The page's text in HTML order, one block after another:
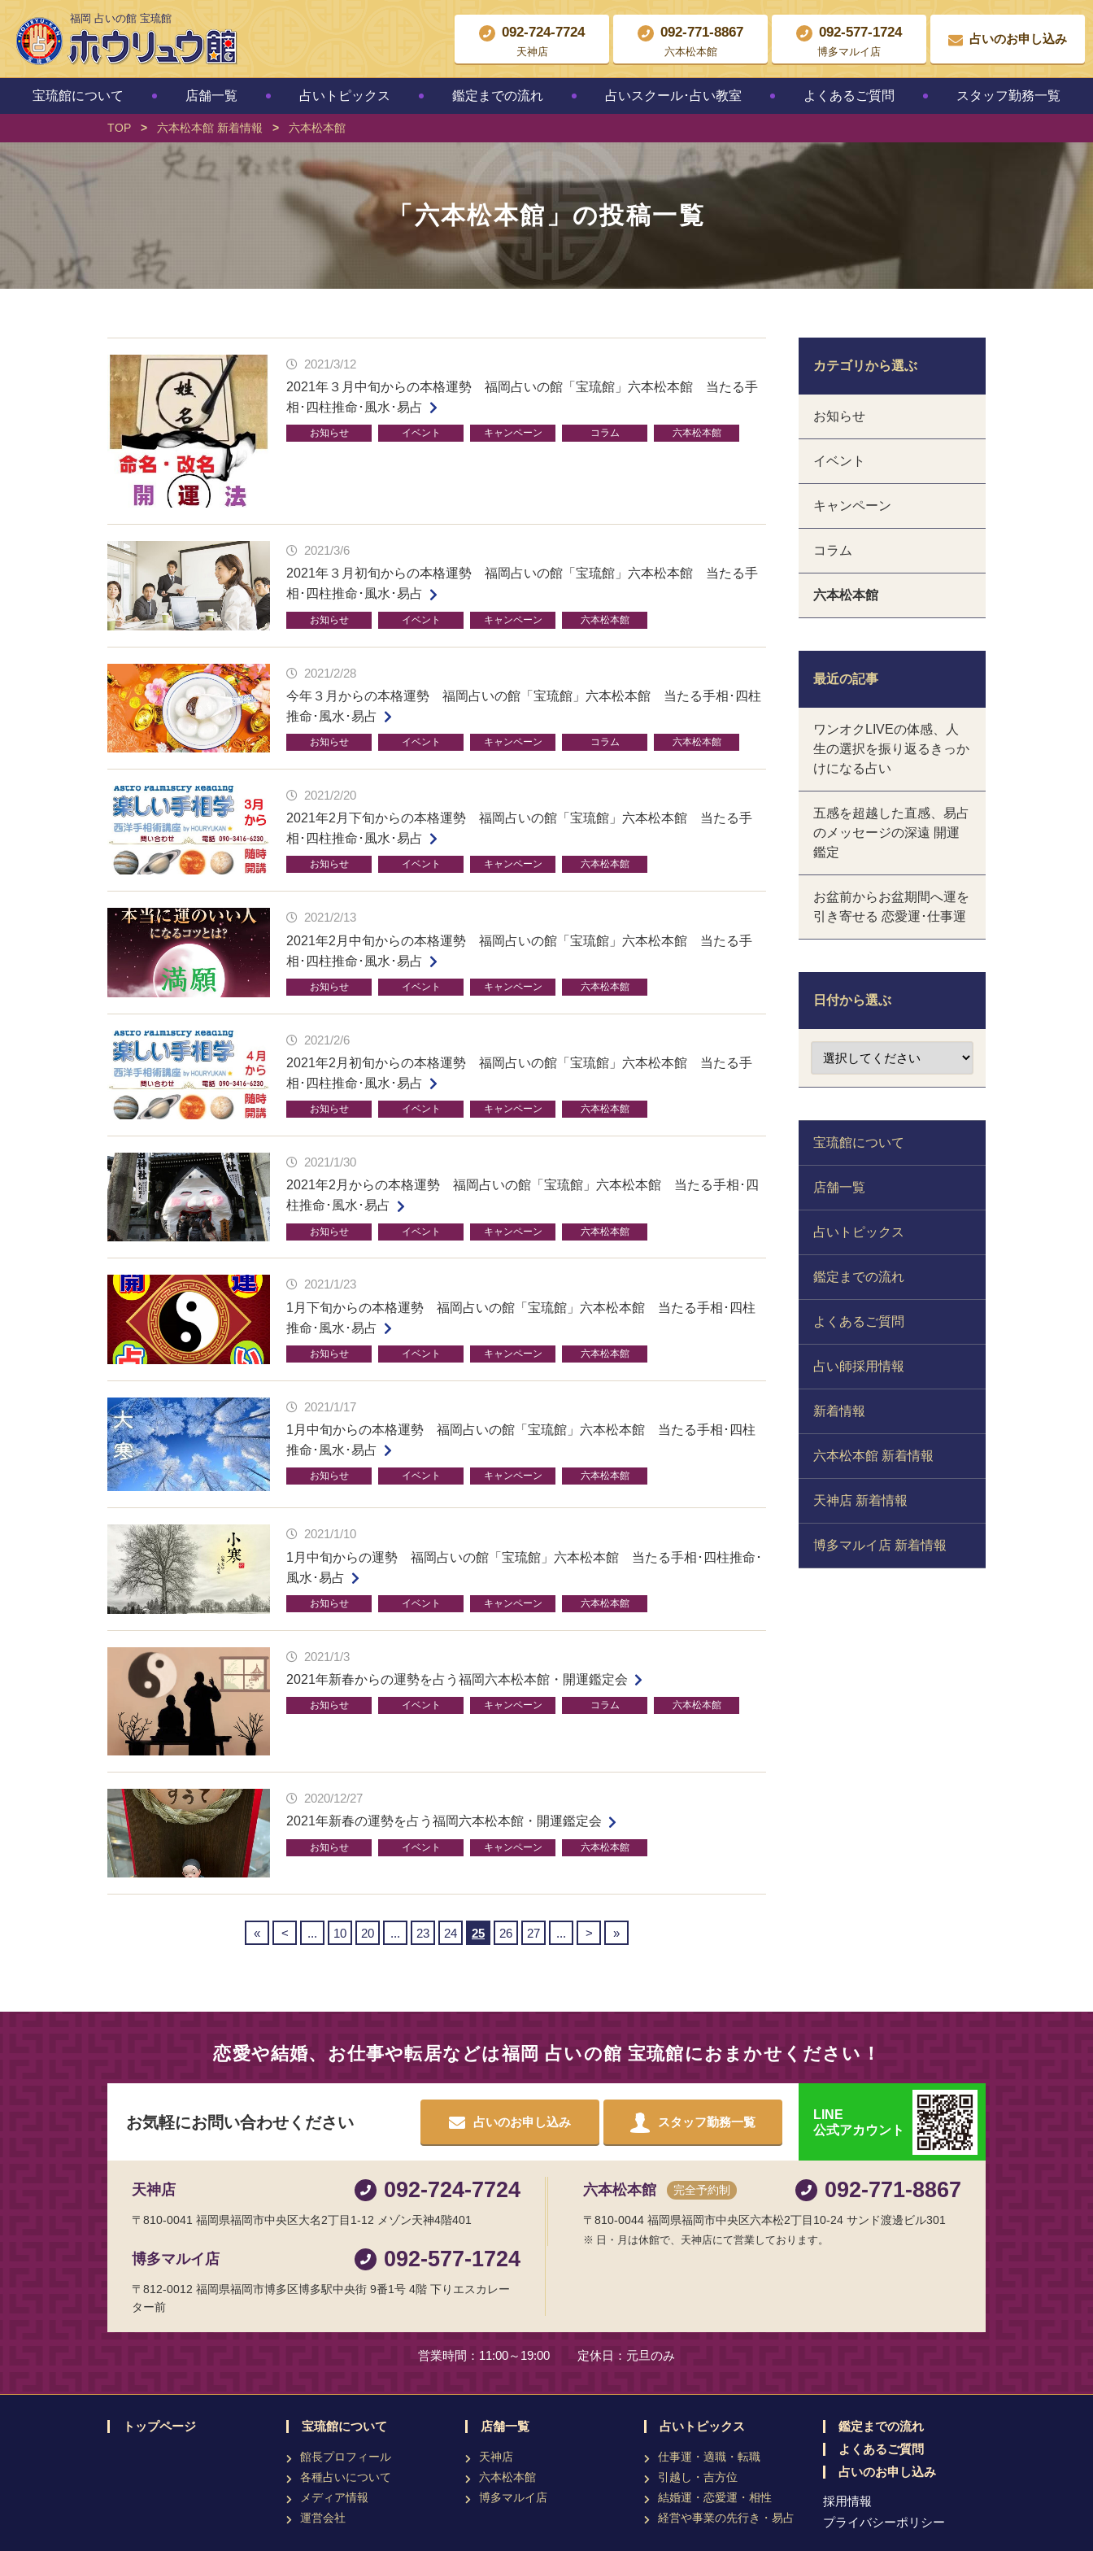
福岡 占いの館 宝琉館
092-724-7724
天神店
092-771-8867
六本松本館
092-577-1724
博多マルイ店
占いのお申し込み
宝琉館について 店舗一覧 占いトピックス 鑑定までの流れ 占いスクール･占い教室 よくあるご質問 スタッフ勤務一覧
TOP > 六本松本館 新着情報 > 六本松本館
「六本松本館 」の投稿一覧
2021/3/12
2021年３月中旬からの本格運勢 福岡占いの館「宝琉館」六本松本館 当たる手
相･四柱推命･風水･易占
お知らせ イベント キャンペーン コラム 六本松本館
2021/3/6
2021年３月初旬からの本格運勢 福岡占いの館「宝琉館」六本松本館 当たる手
相･四柱推命･風水･易占
お知らせ イベント キャンペーン 六本松本館
2021/2/28
今年３月からの本格運勢 福岡占いの館「宝琉館」六本松本館 当たる手相･四柱
推命･風水･易占
お知らせ イベント キャンペーン コラム 六本松本館
2021/2/20
2021年2月下旬からの本格運勢 福岡占いの館「宝琉館」六本松本館 当たる手
相･四柱推命･風水･易占
お知らせ イベント キャンペーン 六本松本館
2021/2/13
2021年2月中旬からの本格運勢 福岡占いの館「宝琉館」六本松本館 当たる手
相･四柱推命･風水･易占
お知らせ イベント キャンペーン 六本松本館
2021/2/6
2021年2月初旬からの本格運勢 福岡占いの館「宝琉館」六本松本館 当たる手
相･四柱推命･風水･易占
お知らせ イベント キャンペーン 六本松本館
2021/1/30
2021年2月からの本格運勢 福岡占いの館「宝琉館」六本松本館 当たる手相･四
柱推命･風水･易占
お知らせ イベント キャンペーン 六本松本館
2021/1/23
1月下旬からの本格運勢 福岡占いの館「宝琉館」六本松本館 当たる手相･四柱
推命･風水･易占
お知らせ イベント キャンペーン 六本松本館
2021/1/17
1月中旬からの本格運勢 福岡占いの館「宝琉館」六本松本館 当たる手相･四柱
推命･風水･易占
お知らせ イベント キャンペーン 六本松本館
2021/1/10
1月中旬からの運勢 福岡占いの館「宝琉館」六本松本館 当たる手相･四柱推命･
風水･易占
お知らせ イベント キャンペーン 六本松本館
2021/1/3
2021年新春からの運勢を占う福岡六本松本館・開運鑑定会
お知らせ イベント キャンペーン コラム 六本松本館
2020/12/27
2021年新春の運勢を占う福岡六本松本館・開運鑑定会
お知らせ イベント キャンペーン 六本松本館
« < ... 10 20 ... 23 24 25 26 27 ... > »
カテゴリから選ぶ
お知らせ
イベント
キャンペーン
コラム
六本松本館
最近の記事
ワンオクLIVEの体感、人
生の選択を振り返るきっか
けになる占い
五感を超越した直感、易占
のメッセージの深遠 開運
鑑定
お盆前からお盆期間へ運を
引き寄せる 恋愛運･仕事運
日付から選ぶ
宝琉館について
店舗一覧
占いトピックス
鑑定までの流れ
よくあるご質問
占い師採用情報
新着情報
六本松本館 新着情報
天神店 新着情報
博多マルイ店 新着情報
恋愛や結婚、お仕事や転居などは福岡 占いの館 宝琉館におまかせください！
お気軽にお問い合わせください 占いのお申し込み スタッフ勤務一覧
LINE
公式アカウント
天神店 092-724-7724
〒810-0041 福岡県福岡市中央区大名2丁目1-12 メゾン天神4階401
六本松本館 完全予約制 092-771-8867
〒810-0044 福岡県福岡市中央区六本松2丁目10-24 サンド渡邊ビル301
日・月は休館で、天神店にて営業しております。
博多マルイ店 092-577-1724
〒812-0012 福岡県福岡市博多区博多駅中央街 9番1号 4階 下りエスカレー
ター前
営業時間 11:00～19:00 定休日 元旦のみ
トップページ 宝琉館について
館長プロフィール
各種占いについて
メディア情報
運営会社
店舗一覧
天神店
六本松本館
博多マルイ店
占いトピックス
仕事運・適職・転職
引越し・吉方位
結婚運・恋愛運・相性
経営や事業の先行き・易占
鑑定までの流れ
よくあるご質問
占いのお申し込み
採用情報
プライバシーポリシー